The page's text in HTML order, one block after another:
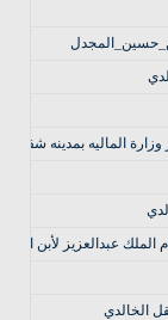
الماليه بمدينه شقراء
عبدالعزيز لأبن
الخالدي